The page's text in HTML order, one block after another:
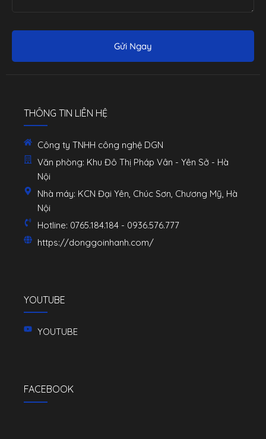
Gửi Ngay
THÔNG TIN LIÊN HỆ
Công ty TNHH công nghệ DGN
Văn phòng: Khu Đô Thị Pháp Vân - Yên Sở - Hà
Nội
Nhà máy: KCN Đại Yên, Chúc Sơn, Chương Mỹ, Hà
Nội
Hotline: 0765.184.184 - 0936.576.777
https://donggoinhanh.com/
YOUTUBE
YOUTUBE
FACEBOOK